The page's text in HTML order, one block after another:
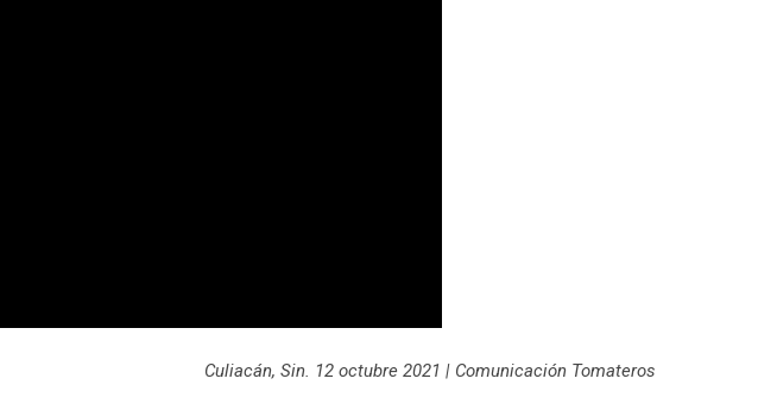
Culiacán, Sin. 12 octubre 2021 | Comunicación Tomateros